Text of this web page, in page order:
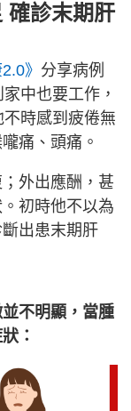
確診末期肝
》 分享病例
中也要工作，
時感到疲倦無
痛、頭痛。
外出應酬，甚
初時他不以為
出患末期肝
不明顯，當腫
：